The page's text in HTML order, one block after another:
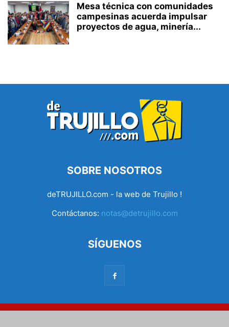
Mesa técnica con comunidades
campesinas acuerda impulsar
proyectos de agua, minería...
SOBRE NOSOTROS
deTRUJILLO.com - la web de Trujillo !
Contáctanos: notas@detrujillo.com
SÍGUENOS